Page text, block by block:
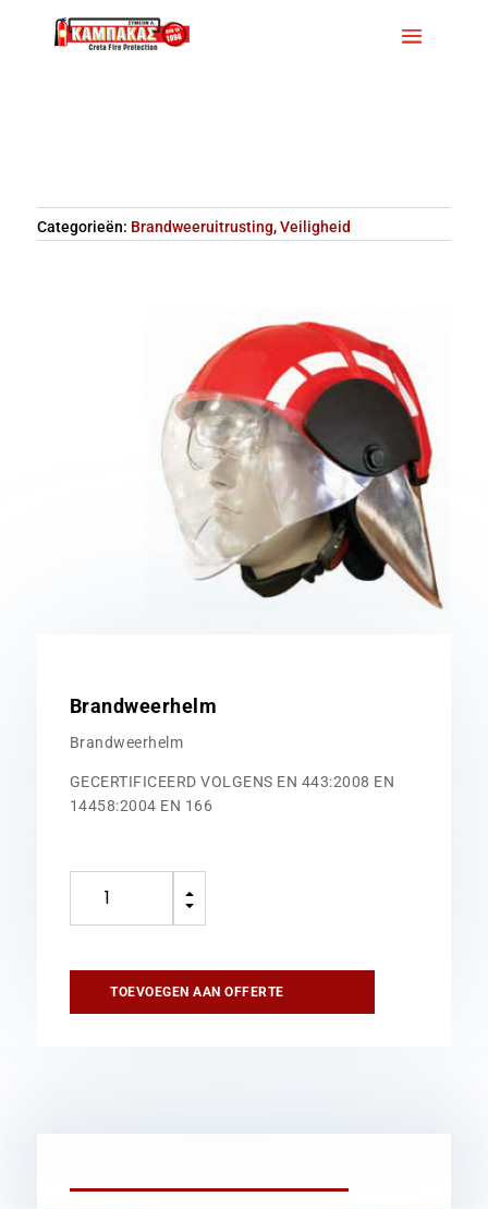
Categorieën: Brandweeruitrusting,Veiligheid
Brandweerhelm
Brandweerhelm
GECERTIFICEERD VOLGENS EN 443:2008 EN
14458:2004 EN 166
aantal
B
C
TOEVOEGEN AAN OFFERTE